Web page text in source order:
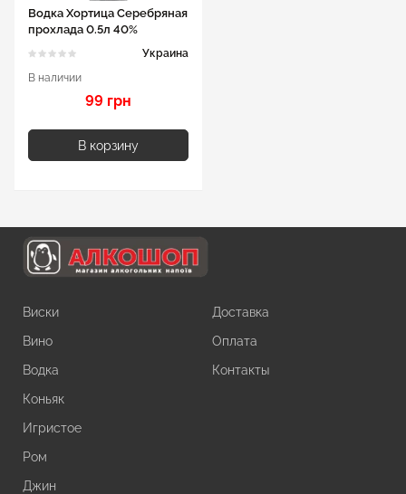
Водка Хортица Серебряная
прохлада 0.5л 40%
Украина
В наличии
99 грн
В корзину
Виски
Вино
Водка
Коньяк
Игристое
Ром
Джин
Доставка
Оплата
Контакты